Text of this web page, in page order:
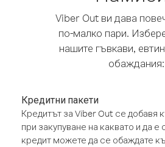
Viber Out ви дава
по-малко пари.
нашите гъвкави,
обаждания:
Кредитни пакети
Кредитът за Viber Out се добавя
при закупуване на каквато и да
кредит можете да се обаждате